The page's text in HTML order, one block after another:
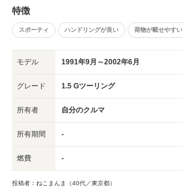
特徴
スポーティ ハンドリングが良い 荷物が載せやすい
モデル 1991年9月～2002年6月
グレード 1.5 Gツーリング
所有者 自分のクルマ
所有期間 -
燃費 -
投稿者：ねこまんま（40代／東京都）